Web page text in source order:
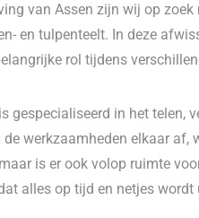
van Assen zijn wij op
en tulpenteelt. In deze
rol tijdens
gespecialiseerd in het telen,
werkzaamheden elkaar
is er ook volop ruimte
alles op tijd en netjes wordt